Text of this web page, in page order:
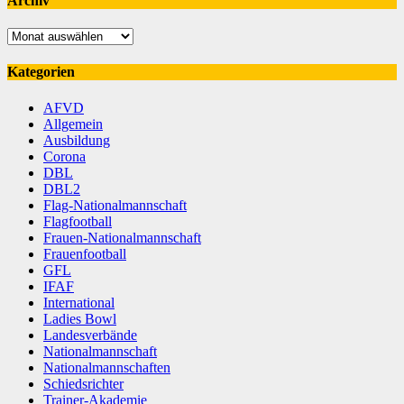
Archiv
Kategorien
AFVD
Allgemein
Ausbildung
Corona
DBL
DBL2
Flag-Nationalmannschaft
Flagfootball
Frauen-Nationalmannschaft
Frauenfootball
GFL
IFAF
International
Ladies Bowl
Landesverbände
Nationalmannschaft
Nationalmannschaften
Schiedsrichter
Trainer-Akademie